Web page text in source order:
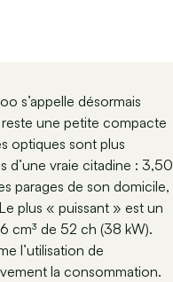
s’appelle désormais
une petite compacte
optiques sont plus
d’une vraie citadine : 3,50
parages de son domicile,
plus « puissant » est un
cm³ de 52 ch (38 kW).
l’utilisation de
la consommation.